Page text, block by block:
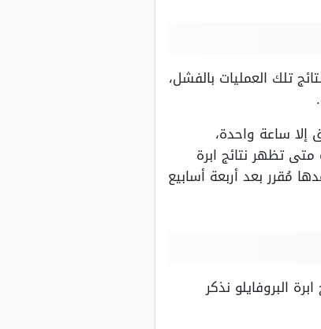
تلك العمليات بالفشل،
إلا ساعة واحدة،
تظهر نتائج ابرة
مُقرر بعد أربعة أسابيع
البروفايلو نذكر